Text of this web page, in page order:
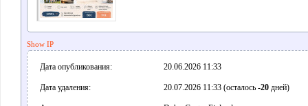
Show IP
Дата опубликования: 20.06.2026 11:33
Дата удаления: 20.07.2026 11:33 (осталось -20дней)